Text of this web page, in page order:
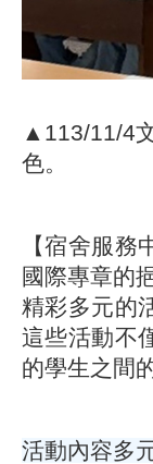
▲113/11/4
色。
【宿舍服
國際專章的
精彩多元的
這些活動不
的學生之間
活動內容多